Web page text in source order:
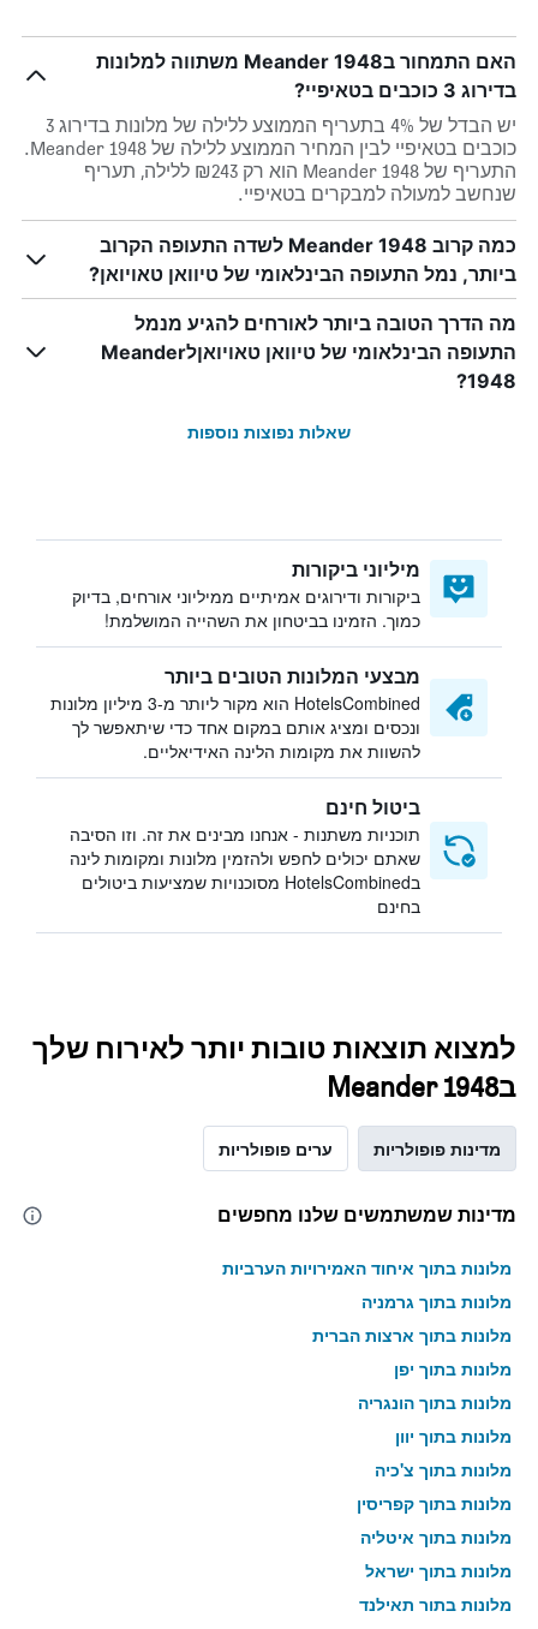
האם התמחור בMeander 1948 משתווה למלונות
בדירוג 3 כוכבים בטאיפיי?
יש הבדל של 4% בתעריף הממוצע ללילה של מלונות בדירוג 3
כוכבים בטאיפיי לבין המחיר הממוצע ללילה של Meander 1948.
התעריף של Meander 1948 הוא רק ₪243 ללילה, תעריף
שנחשב למעולה למבקרים בטאיפיי.
כמה קרוב Meander 1948 לשדה התעופה הקרוב
ביותר, נמל התעופה הבינלאומי של טיוואן טאויואן?
מה הדרך הטובה ביותר לאורחים להגיע מנמל
התעופה הבינלאומי של טיוואן טאויואןלMeander
1948?
שאלות נפוצות נוספות
מיליוני ביקורות
ביקורות ודירוגים אמיתיים ממיליוני אורחים, בדיוק
כמוך. הזמינו בביטחון את השהייה המושלמת!
מבצעי המלונות הטובים ביותר
HotelsCombined הוא מקור ליותר מ-3 מיליון מלונות
ונכסים ומציג אותם במקום אחד כדי שיתאפשר לך
להשוות את מקומות הלינה האידיאליים.
ביטול חינם
תוכניות משתנות - אנחנו מבינים את זה. וזו הסיבה
שאתם יכולים לחפש ולהזמין מלונות ומקומות לינה
בHotelsCombined מסוכנויות שמציעות ביטולים
בחינם
למצוא תוצאות טובות יותר לאירוח שלך
בMeander 1948
מדינות פופולריות ערים פופולריות
מדינות שמשתמשים שלנו מחפשים
מלונות בתוך איחוד האמירויות הערביות
מלונות בתוך גרמניה
מלונות בתוך ארצות הברית
מלונות בתוך יפן
מלונות בתוך הונגריה
מלונות בתוך יוון
מלונות בתוך צ'כיה
מלונות בתוך קפריסין
מלונות בתוך איטליה
מלונות בתוך ישראל
מלונות בתוך תאילנד